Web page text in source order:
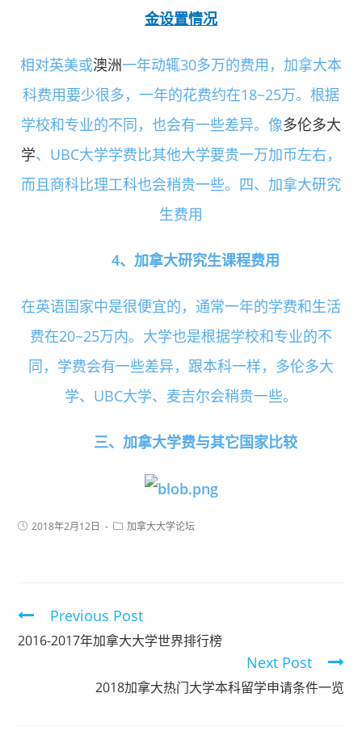
金设置情况
相对英美或澳洲一年动辄30多万的费用，加拿大本
科费用要少很多，一年的花费约在18~25万。根据
学校和专业的不同，也会有一些差异。像多伦多大
学、UBC大学学费比其他大学要贵一万加币左右，
而且商科比理工科也会稍贵一些。四、加拿大研究
生费用
4、加拿大研究生课程费用
在英语国家中是很便宜的，通常一年的学费和生活
费在20~25万内。大学也是根据学校和专业的不
同，学费会有一些差异，跟本科一样，多伦多大
学、UBC大学、麦吉尔会稍贵一些。
三、加拿大学费与其它国家比较
2018年2月12日 加拿大大学论坛
Previous Post
2016-2017年加拿大大学世界排行榜
Next Post
2018加拿大热门大学本科留学申请条件一览